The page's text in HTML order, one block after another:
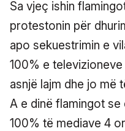
Sa vjeç ishin
protestonin për
apo sekuestrimin e
100% e
asnjë lajm dhe jo më
A e dinë flamingot
100% të mediave 4